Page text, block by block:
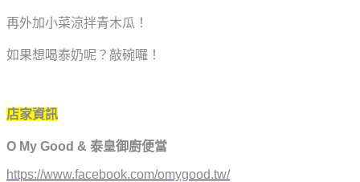
再外加小菜涼拌青木瓜！
如果想喝泰奶呢？敲碗囉！
店家資訊
O My Good & 泰皇御廚便當
https://www.facebook.com/omygood.tw/